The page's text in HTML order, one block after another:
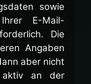
sowie
E-Mail-
Die
Angaben
aber nicht
aktiv an der